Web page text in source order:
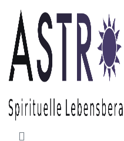
Skip to main content